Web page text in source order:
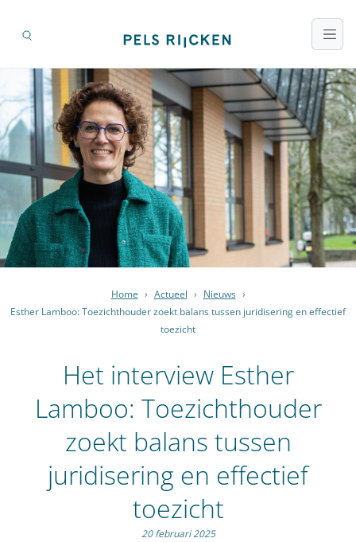
Home › Actueel › Nieuws ›
Esther Lamboo: Toezichthouder zoekt balans tussen juridisering en effectief
toezicht
Het interview Esther
Lamboo: Toezichthouder
zoekt balans tussen
juridisering en effectief
toezicht
20 februari 2025